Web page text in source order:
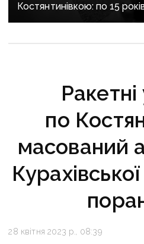
Костянтинівкою: по 15
десятеро бойовиків, які
по
масований
28 квітня 2023 р., 08:39